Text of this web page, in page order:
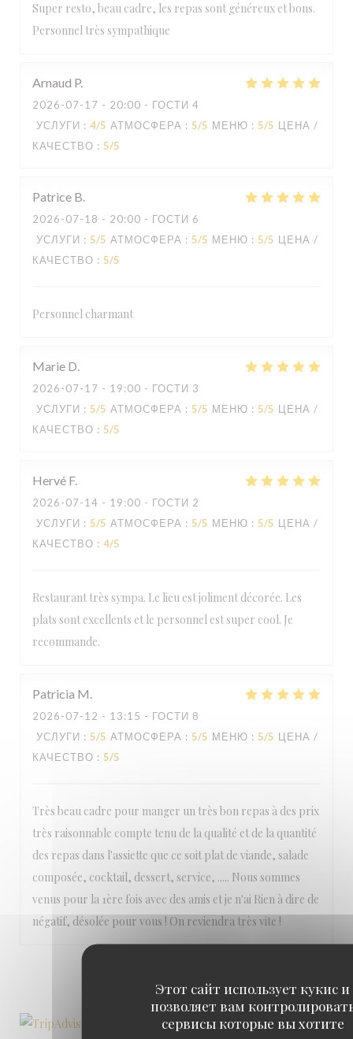
Этот сайт использует кукис и
позволяет вам
сервисы которые вы хотите
Super resto, beau cadre, les repas sont généreux et bons.
Personnel très sympathique
Arnaud P
2026-07-17 - 20:00 - ГОСТИ 4
УСЛУГИ : 4/5 АТМОСФЕРА : 5/5 МЕНЮ : 5/5 ЦЕНА /
КАЧЕСТВО : 5/5
Patrice B
2026-07-18 - 20:00 - ГОСТИ 6
УСЛУГИ : 5/5 АТМОСФЕРА : 5/5 МЕНЮ : 5/5 ЦЕНА /
КАЧЕСТВО : 5/5
Personnel charmant
Marie D
2026-07-17 - 19:00 - ГОСТИ 3
УСЛУГИ : 5/5 АТМОСФЕРА : 5/5 МЕНЮ : 5/5 ЦЕНА /
КАЧЕСТВО : 5/5
Hervé F
2026-07-14 - 19:00 - ГОСТИ 2
УСЛУГИ : 5/5 АТМОСФЕРА : 5/5 МЕНЮ : 5/5 ЦЕНА /
КАЧЕСТВО : 4/5
Restaurant très sympa. Le lieu est joliment décorée. Les
plats sont excellents et le personnel est super cool. Je
recommande.
Patricia M
2026-07-12 - 13:15 - ГОСТИ 8
УСЛУГИ : 5/5 АТМОСФЕРА : 5/5 МЕНЮ : 5/5 ЦЕНА /
КАЧЕСТВО : 5/5
Très beau cadre pour manger un très bon repas à des prix
très raisonnable compte tenu de la qualité et de la quantité
des repas dans l'assiette que ce soit plat de viande, salade
composée, cocktail, dessert, service, ..... Nous sommes
venus pour la 1ère fois avec des amis et je n'ai Rien à dire de
négatif, désolée pour vous ! On reviendra très vite !